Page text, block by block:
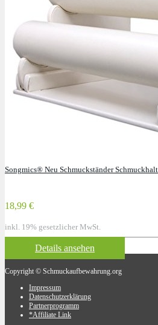
Songmics® Neu Schmuckständer
18,99 €
inkl. 19% gesetzlicher MwSt.
Details ansehen
Copyright © Schmuckaufbewahrung.org
Impressum
Datenschutzerklärung
Partnerprogramm
*Affiliate Link